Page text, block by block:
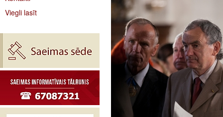
Viegli lasīt